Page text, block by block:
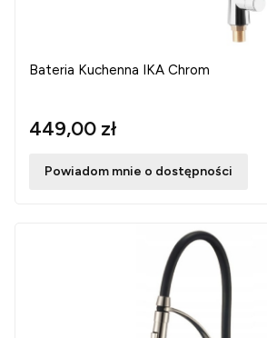
Bateria Kuchenna IKA Chrom
449,00 zł
Powiadom mnie o dostępności